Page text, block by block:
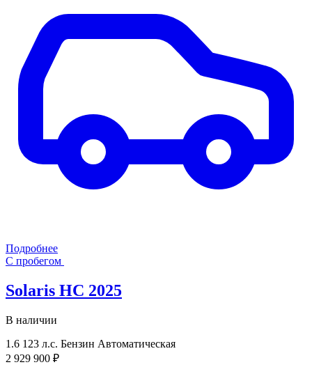
Подробнее
С пробегом
Solaris HС 2025
В наличии
1.6 123 л.с. Бензин Автоматическая
2 929 900 ₽